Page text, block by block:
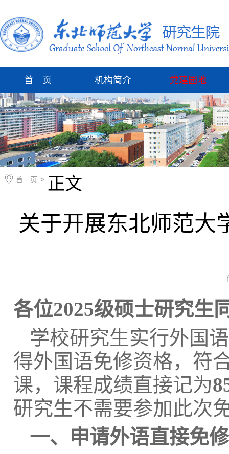
首 页 机构简介 党建园地
首 页 > 正文
关于开展东北师范大
各位2025级硕士研究生
学校研究生实行外国
得外国语免修资格，符
课，课程成绩直接记为
研究生不需要参加此次
一、 申请外语直接免